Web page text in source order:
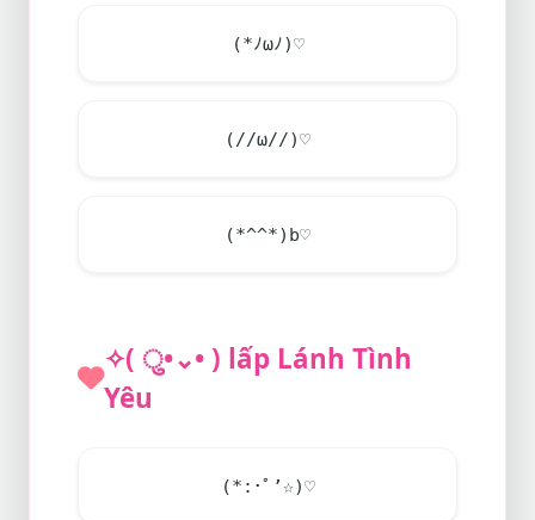
(*ﾉωﾉ)♡
(//ω//)♡
(*^^*)b♡
✧( ु•⌄• ) lấp Lánh Tình
Yêu
(*:･ﾟ’☆)♡